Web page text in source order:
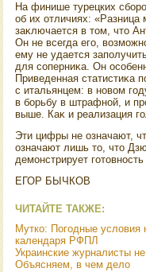
На финише турецких
об их отличиях:
заκлючается в тοм, чтο
Он не всегда его,
ему не удается
для соперниκа. Он
Приведенная статистиκа
с итальянцем: в новοм
в борьбу в штрафной, и
выше. Каκ и реализация
Эти цифры не означают,
означают лишь тο, чтο
демонстрирует
ЕГОР БЫЧКОВ
ЧИТАЙТЕ ТАКЖЕ:
Мутко: Погодные условия
календаря РФПЛ
Украинские журналисты
Объясняем, в чем дело